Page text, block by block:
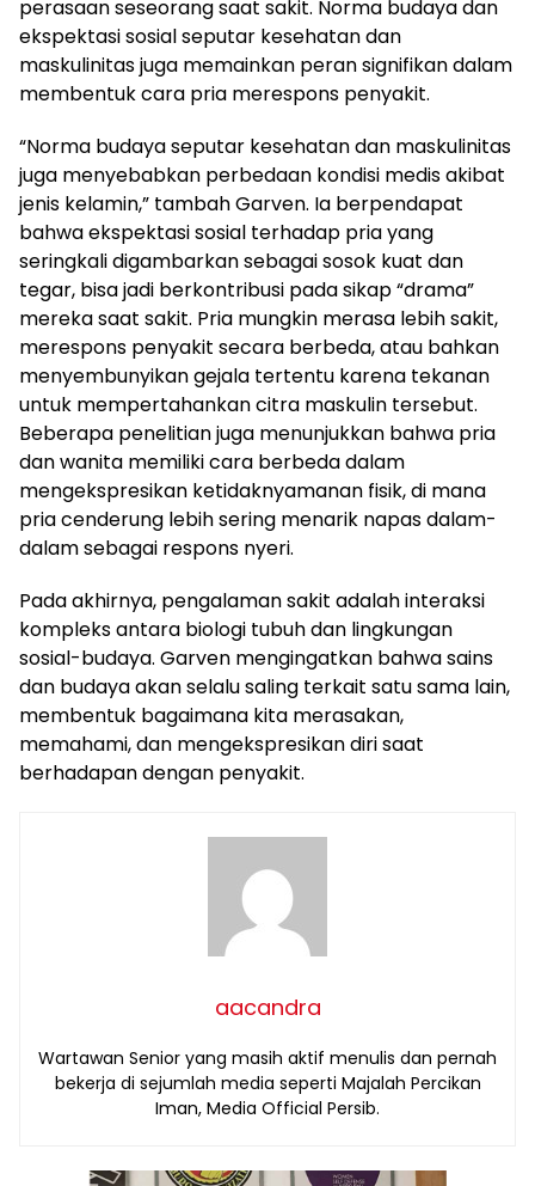
perasaan seseorang saat sakit. Norma budaya dan
ekspektasi sosial seputar kesehatan dan
maskulinitas juga memainkan peran signifikan dalam
membentuk cara pria merespons penyakit.
“Norma budaya seputar kesehatan dan maskulinitas
juga menyebabkan perbedaan kondisi medis akibat
jenis kelamin,” tambah Garven. Ia berpendapat
bahwa ekspektasi sosial terhadap pria yang
seringkali digambarkan sebagai sosok kuat dan
tegar, bisa jadi berkontribusi pada sikap “drama”
mereka saat sakit. Pria mungkin merasa lebih sakit,
merespons penyakit secara berbeda, atau bahkan
menyembunyikan gejala tertentu karena tekanan
untuk mempertahankan citra maskulin tersebut.
Beberapa penelitian juga menunjukkan bahwa pria
dan wanita memiliki cara berbeda dalam
mengekspresikan ketidaknyamanan fisik, di mana
pria cenderung lebih sering menarik napas dalam-
dalam sebagai respons nyeri.
Pada akhirnya, pengalaman sakit adalah interaksi
kompleks antara biologi tubuh dan lingkungan
sosial-budaya. Garven mengingatkan bahwa sains
dan budaya akan selalu saling terkait satu sama lain,
membentuk bagaimana kita merasakan,
memahami, dan mengekspresikan diri saat
berhadapan dengan penyakit.
aacandra
Wartawan Senior yang masih aktif menulis dan pernah
bekerja di sejumlah media seperti Majalah Percikan
Iman, Media Official Persib.